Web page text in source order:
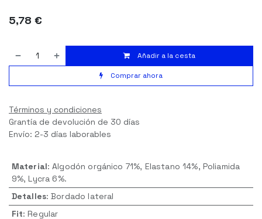
5,78 €
Añadir a la cesta
Comprar ahora
Términos y condiciones
Grantía de devolución de 30 días
Envío: 2-3 días laborables
Material:Algodón orgánico 71%, Elastano 14%, Poliamida
9%, Lycra 6%.
Detalles:Bordado lateral
Fit:Regular